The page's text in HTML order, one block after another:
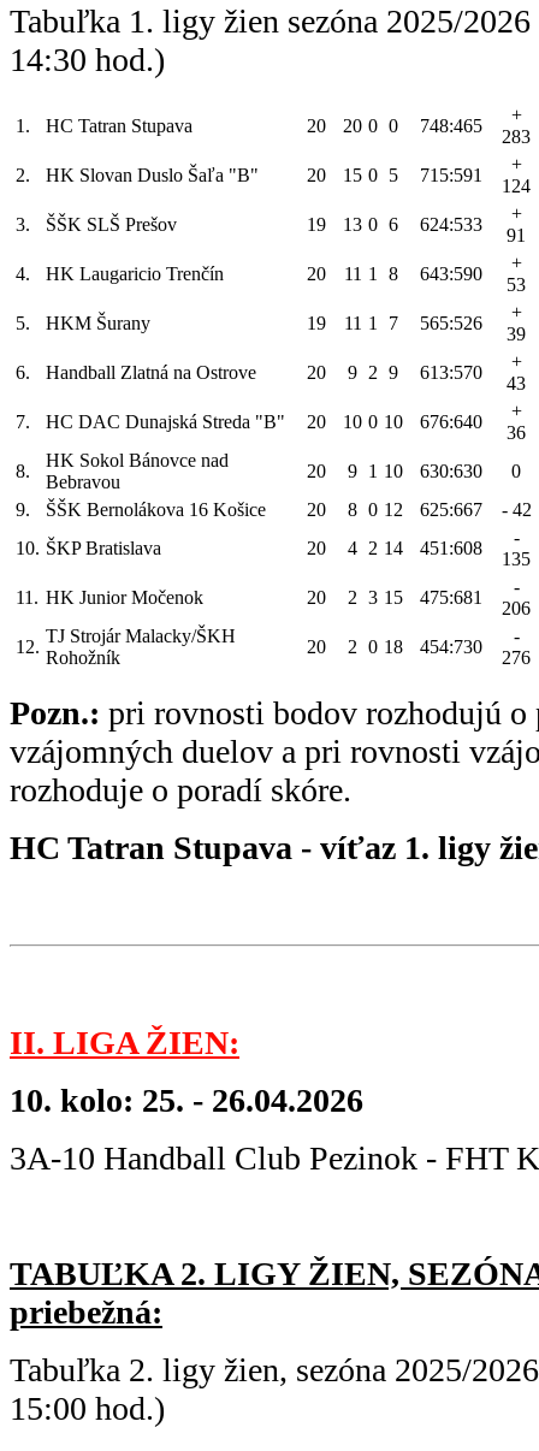
Tabuľka 1. ligy žien sezóna 2025/
14:30 hod.)
1. HC Tatran Stupava 20 20 0 0 748:465
+
283
2.
HK Slovan Duslo Šaľa "B" 20 15 0 5 715:591
+
124
3.
ŠŠK SLŠ Prešov 19 13 0 6 624:533
+
91
4.
HK Laugaricio Trenčín 20 11 1 8 643:590
+
53
5.
HKM Šurany 19 11 1 7 565:526
+
39
6.
Handball Zlatná na Ostrove 20 9 2 9 613:570
+
43
7.
HC DAC Dunajská Streda "B" 20 10 0 10 676:640
+
36
8.
HK Sokol Bánovce nad
Bebravou
20 9 1 10 630:630
0
9.
ŠŠK Bernolákova 16 Košice 20 8 0 12 625:667
- 42
10. ŠKP Bratislava 20 4 2 14 451:608
-
135
11. HK Junior Močenok 20 2 3 15 475:681
-
206
12.
TJ Strojár Malacky/ŠKH
Rohožník
20 2 0 18 454:730
-
276
Pozn.: pri rovnosti bodov rozhodujú o
vzájomných duelov a pri rovnosti
rozhoduje o poradí skóre.
HC Tatran Stupava - víťaz 1. ligy
II. LIGA ŽIEN:
10. kolo: 25. - 26.04.2026
3A-10 Handball Club Pezinok - FHT
TABUĽKA 2. LIGY ŽIEN,
priebežná:
Tabuľka 2. ligy žien, sezóna 2025/
15:00 hod.)